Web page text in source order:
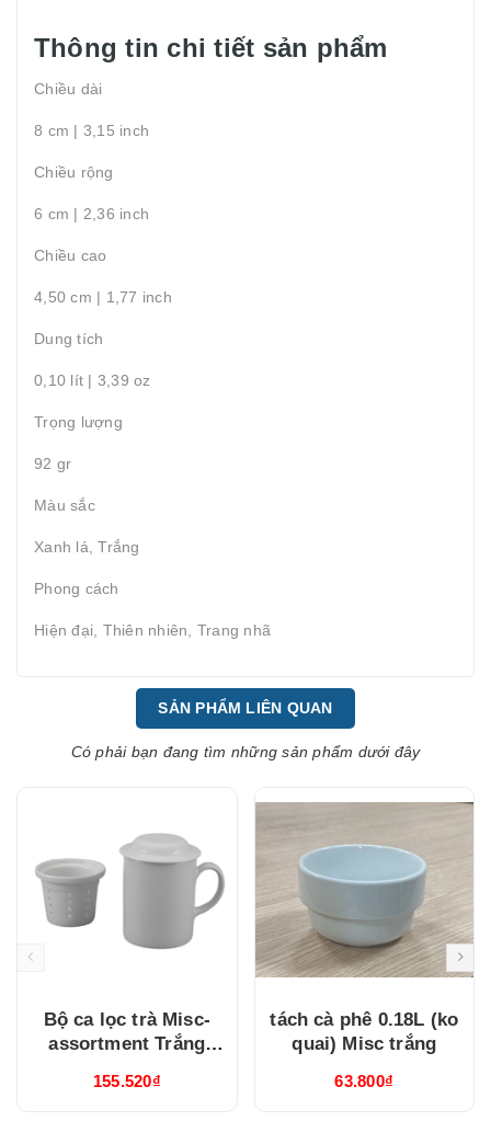
Thông tin chi tiết sản phẩm
Chiều dài
8 cm | 3,15 inch
Chiều rộng
6 cm | 2,36 inch
Chiều cao
4,50 cm | 1,77 inch
Dung tích
0,10 lít | 3,39 oz
Trọng lượng
92 gr
Màu sắc
Xanh lá, Trắng
Phong cách
Hiện đại, Thiên nhiên, Trang nhã
SẢN PHẨM LIÊN QUAN
Có phải bạn đang tìm những sản phẩm dưới đây
Bộ ca lọc trà Misc-
assortment Trắng
155.520₫
tách cà phê 0.18L (ko
quai) Misc trắng
63.800₫